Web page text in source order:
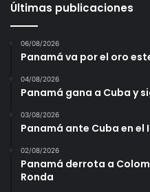
Últimas publicaciones
06/08/2026
Panamá va por el oro
04/08/2026
Panamá gana a Cuba y
03/08/2026
Panamá ante Cuba en el
02/08/2026
Panamá derrota a
Ronda